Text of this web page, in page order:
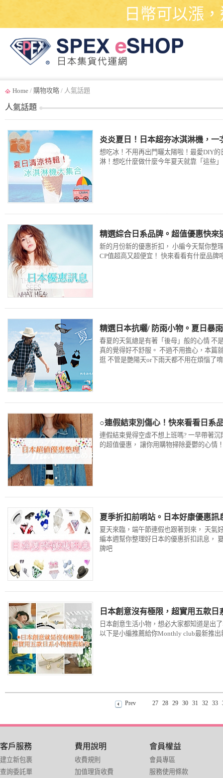
日幣可以漲
Home / 購物攻略 / 人氣話題
人氣話題
炎炎夏日！日本超夯冰淇淋機，一
想吃冰！不用再出門曬太陽啦！最愛DIY
淋！想吃什麼做什麼今年夏天就靠「這些
精選綜合日系品牌。超值優惠快來
新的月份新的優惠折扣， 小編今天幫你
CP值超高又超便宜！ 快來看看有什麼品牌
精選日本抗曬/ 防雨小物。夏日暴
春夏的天氣總是有著「後母」般的心情 不
真的覺得好不舒服。 不過不用擔心，本篇
逛 不管是艷陽天or下雨天都不用在煩惱了
○連假結束別傷心！快來看看日系
連假結束覺得空虛不想上班嗎? 一早帶著
的超值優惠， 讓你用購物掃除憂鬱的心情
夏季折扣前哨站。日本好康優惠訊
夏天來臨，端午節連假也跟著到來， 天氣
編本週幫你整理好日本的優惠折扣訊息，
牌吧
日本創意沒有極限，超實用五款日
日本創意生活小物，想必大家都知道是出
以下是小編推薦給你Monthly club最新推
Prev 27 28 29 30 31 32 33
客戶服務
建立新包裹
查詢委託單
費用說明
收費規則
加值理貨收費
會員權益
會員專區
服務使用條款